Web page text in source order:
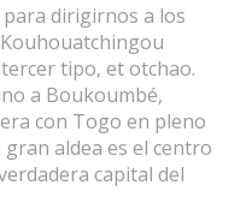
dirigirnos a los
tipo, et otchao.
a Boukoumbé,
con Togo en pleno
aldea es el centro
capital del